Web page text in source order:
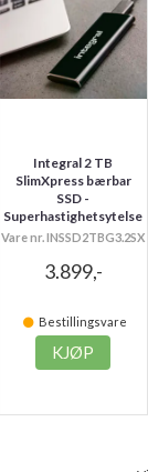
Integral 2 TB
SlimXpress bærbar
SSD -
Superhastighetsytelse
Vare nr. INSSD2TBG3.2SX
3.899,-
Bestillingsvare
KJØP